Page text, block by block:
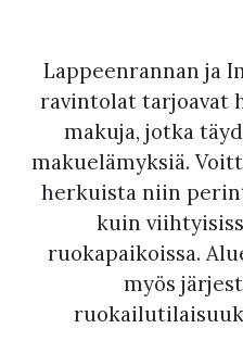
Lappeenrannan ja
ravintolat tarjoavat
makuja, jotka
makuelämyksiä.
herkuista niin
kuin
ruokapaikoissa.
myös